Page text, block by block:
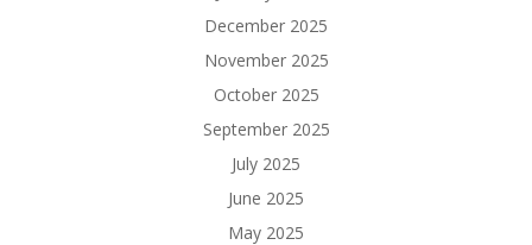
December 2025
November 2025
October 2025
September 2025
July 2025
June 2025
May 2025